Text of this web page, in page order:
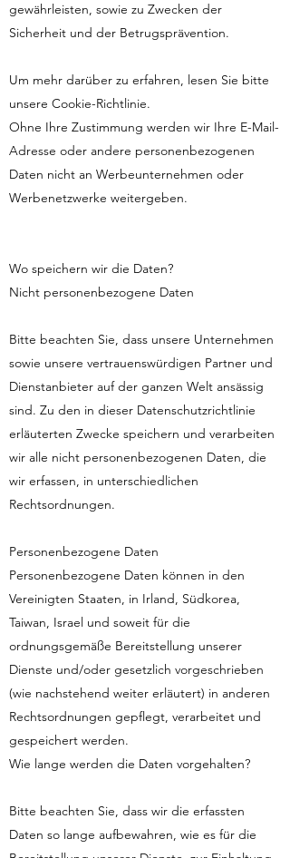
gewährleisten, sowie zu Zwecken der
Sicherheit und der Betrugsprävention.
Um mehr darüber zu erfahren, lesen Sie bitte
unsere Cookie-Richtlinie.
Ohne Ihre Zustimmung werden wir Ihre E-Mail-
Adresse oder andere personenbezogenen
Daten nicht an Werbeunternehmen oder
Werbenetzwerke weitergeben.
Wo speichern wir die Daten?
Nicht personenbezogene Daten
Bitte beachten Sie, dass unsere Unternehmen
sowie unsere vertrauenswürdigen Partner und
Dienstanbieter auf der ganzen Welt ansässig
sind. Zu den in dieser Datenschutzrichtlinie
erläuterten Zwecke speichern und verarbeiten
wir alle nicht personenbezogenen Daten, die
wir erfassen, in unterschiedlichen
Rechtsordnungen.
Personenbezogene Daten
Personenbezogene Daten können in den
Vereinigten Staaten, in Irland, Südkorea,
Taiwan, Israel und soweit für die
ordnungsgemäße Bereitstellung unserer
Dienste und/oder gesetzlich vorgeschrieben
(wie nachstehend weiter erläutert) in anderen
Rechtsordnungen gepflegt, verarbeitet und
gespeichert werden.
Wie lange werden die Daten vorgehalten?
Bitte beachten Sie, dass wir die erfassten
Daten so lange aufbewahren, wie es für die